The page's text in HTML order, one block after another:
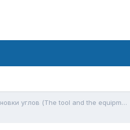
Инструмент и оборудование для установки углов (The tool and the equipment for alignment)